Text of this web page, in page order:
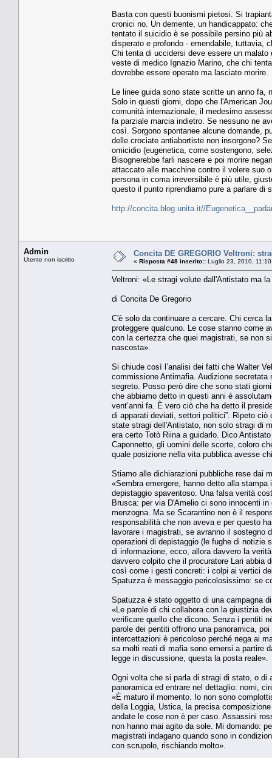
Basta con questi buonismi pietosi. Si
cronici no. Un demente, un handicappato:
tentato il suicidio è se possibile persino più
disperato e profondo - emendabile, tuttavia,
Chi tenta di uccidersi deve essere un
veste di medico Ignazio Marino, che chi
dovrebbe essere operato ma lasciato morire.
Le linee guida sono state scritte un anno fa,
Solo in questi giorni, dopo che l'American
comunità internazionale, il medesimo
fa parziale marcia indietro. Se nessuno ne
così. Sorgono spontanee alcune domande,
delle crociate antiabortiste non insorgono?
omicidio (eugenetica, come sostengono,
Bisognerebbe farli nascere e poi morire
attaccato alle macchine contro il volere suo
persona in coma irreversibile è più utile,
questo il punto riprendiamo pure a parlare di
http://concita.blog.unita.it//
Admin
Utente non iscritto
Concita DE GREGORIO Veltroni:
« Risposta #48 inserito:: Luglio 23, 2010,
Veltroni: «Le stragi volute dall'Antistato ma
di Concita De Gregorio
C'è solo da continuare a cercare. Chi cerca
proteggere qualcuno. Le cose stanno come
con la certezza che quei magistrati, se non
nascosta».
Si chiude così l’analisi dei fatti che Walter
commissione Antimafia. Audizione
segreto. Posso però dire che sono stati
che abbiamo detto in questi anni è
vent’anni fa. È vero ciò che ha detto il
di apparati deviati, settori politici”. Ripeto
state stragi dell'Antistato, non solo stragi di
era certo Totò Riina a guidarlo. Dico
Caponnetto, gli uomini delle scorte, coloro
quale posizione nella vita pubblica avesse
Stiamo alle dichiarazioni pubbliche rese dai
«Sembra emergere, hanno detto alla
depistaggio spaventoso. Una falsa verità
Brusca: per via D'Amelio ci sono innocenti
menzogna. Ma se Scarantino non è il
responsabilità che non aveva e per questo
lavorare i magistrati, se avranno il sostegno
operazioni di depistaggio (le fughe di notizie
di informazione, ecco, allora davvero la
davvero colpito che il procuratore Lari abbia
così come i gesti concreti: i colpi ai vertici
Spatuzza è messaggio pericolosissimo: se
Spatuzza è stato oggetto di una campagna
«Le parole di chi collabora con la giustizia
verificare quello che dicono. Senza i pentiti
parole dei pentiti offrono una panoramica,
intercettazioni è pericoloso perché nega ai
sa molti reati di mafia sono emersi a partire
legge in discussione, questa la posta reale».
Ogni volta che si parla di stragi di stato, o
panoramica ed entrare nel dettaglio: nomi,
«È maturo il momento. Io non sono
della Loggia, Ustica, la precisa
andate le cose non è per caso. Assassini
non hanno mai agito da sole. Mi domando:
magistrati indagano quando sono in
con scrupolo, rischiando molto».